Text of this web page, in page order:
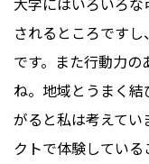
されるところです
です。また行動力の
ね。地域とうまく
がると私は考えてい
クトで体験してい